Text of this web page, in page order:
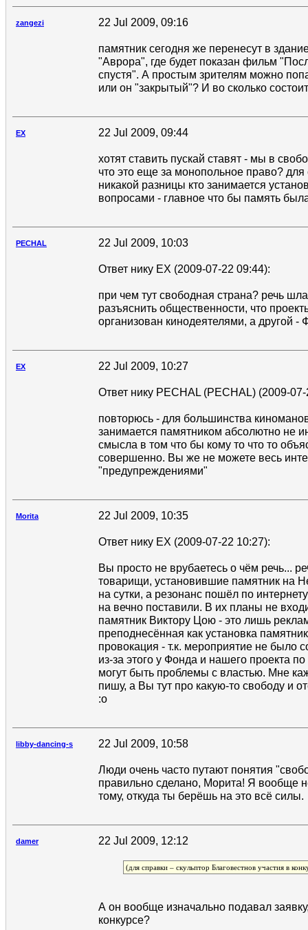
zangezi 22 Jul 2009, 09:16
памятник сегодня же перенесут в
"Аврора", где будет показан фильм
спустя". А простым зрителям можно
или он "закрытый"? И во сколько
EX 22 Jul 2009, 09:44
хотят ставить пускай ставят - мы в
что это еще за монопольное право? для
никакой разницы кто занимается
вопросами - главное что бы память
PECHAL 22 Jul 2009, 10:03
Ответ нику EX (2009-07-22 09:44):
при чем тут свободная страна? речь
разъяснить общественности, что
организован кинодеятелями, а другой -
EX 22 Jul 2009, 10:27
Ответ нику PECHAL (PECHAL) (2009-
повторюсь - для большинства
занимается памятником абсолютно не
смысла в том что бы кому то что то
совершенно. Вы же не можете весь
"предупреждениями"
Morita 22 Jul 2009, 10:35
Ответ нику EX (2009-07-22 10:27):
Вы просто не врубаетесь о чём речь...
товарищи, установившие памятник на
на сутки, а резонанс пошёл по
на вечно поставили. В их планы не
памятник Виктору Цою - это лишь
преподнесённая как установка
провокация - т.к. мероприятие не было
из-за этого у Фонда и нашего проекта
могут быть проблемы с властью. Мне
пишу, а Вы тут про какую-то свободу и
:o
libby-dancing-s 22 Jul 2009, 10:58
Люди очень часто путают понятия
правильно сделано, Морита! Я вообще
тому, откуда ты берёшь на это всё силы.
damer 22 Jul 2009, 12:12
(для справки – скульптор Благовестнов участия в
А он вообще изначально подавал
конкурсе?